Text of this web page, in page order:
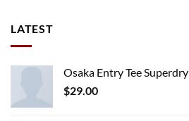
LATEST
Osaka Entry Tee Superdry
$29.00